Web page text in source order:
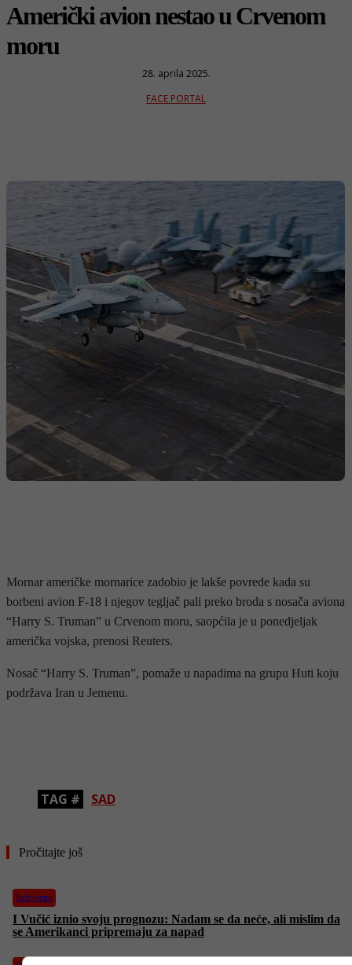
Američki avion nestao u Crvenom
moru
28. aprila 2025.
FACE PORTAL
Mornar američke mornarice zadobio je lakše povrede kada su
borbeni avion F-18 i njegov tegljač pali preko broda s nosača aviona
“Harry S. Truman” u Crvenom moru, saopćila je u ponedjeljak
američka vojska, prenosi Reuters.
Nosač “Harry S. Truman”, pomaže u napadima na grupu Huti koju
podržava Iran u Jemenu.
TAG # SAD
Pročitajte još
Izdvojeno
I Vučić iznio svoju prognozu: Nadam se da neće, ali mislim da
se Amerikanci pripremaju za napad